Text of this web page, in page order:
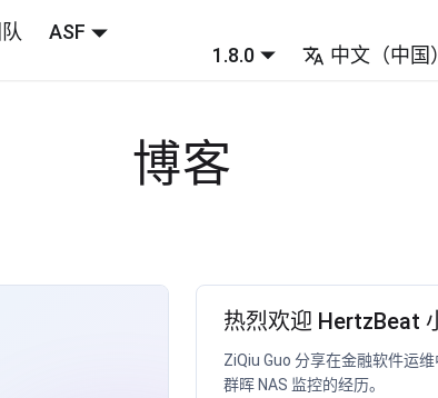
ASF
1.8.0 中文（中国）
博客
热烈欢迎 HertzBeat
ZiQiu Guo 分享在金融软件运
群晖 NAS 监控的经历。